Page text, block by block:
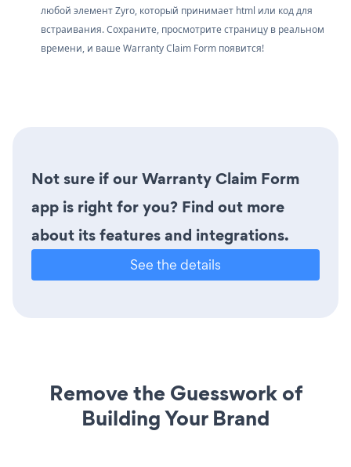
любой элемент Zyro, который принимает html или код для
встраивания. Сохраните, просмотрите страницу в реальном
времени, и ваше Warranty Claim Form появится!
Not sure if our Warranty Claim Form
app is right for you? Find out more
about its features and integrations.
See the details
Remove the Guesswork of
Building Your Brand